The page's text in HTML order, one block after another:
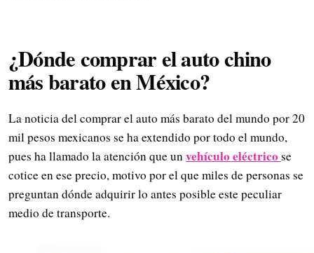
¿Dónde comprar el auto chino
más barato en México?
La noticia del comprar el auto más barato del mundo por 20
mil pesos mexicanos se ha extendido por todo el mundo,
pues ha llamado la atención que unvehículo eléctricose
cotice en ese precio, motivo por el que miles de personas se
preguntan dónde adquirir lo antes posible este peculiar
medio de transporte.